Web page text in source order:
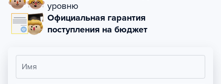
уровню
Официальная гарантия
поступления на бюджет
Имя